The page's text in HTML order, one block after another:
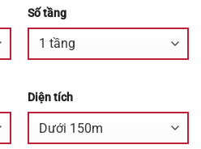
Số tầng
Diện tích